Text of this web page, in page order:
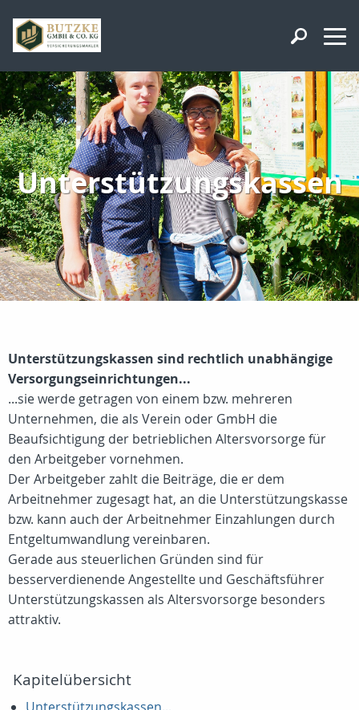
Unterstützungskassen
Unterstützungskassen sind rechtlich unabhängige
Versorgungseinrichtungen...
...sie werde getragen von einem bzw. mehreren
Unternehmen, die als Verein oder GmbH die
Beaufsichtigung der betrieblichen Altersvorsorge für
den Arbeitgeber vornehmen.
Der Arbeitgeber zahlt die Beiträge, die er dem
Arbeitnehmer zugesagt hat, an die Unterstützungskasse
bzw. kann auch der Arbeitnehmer Einzahlungen durch
Entgeltumwandlung vereinbaren.
Gerade aus steuerlichen Gründen sind für
besserverdienende Angestellte und Geschäftsführer
Unterstützungskassen als Altersvorsorge besonders
attraktiv.
Kapitelübersicht